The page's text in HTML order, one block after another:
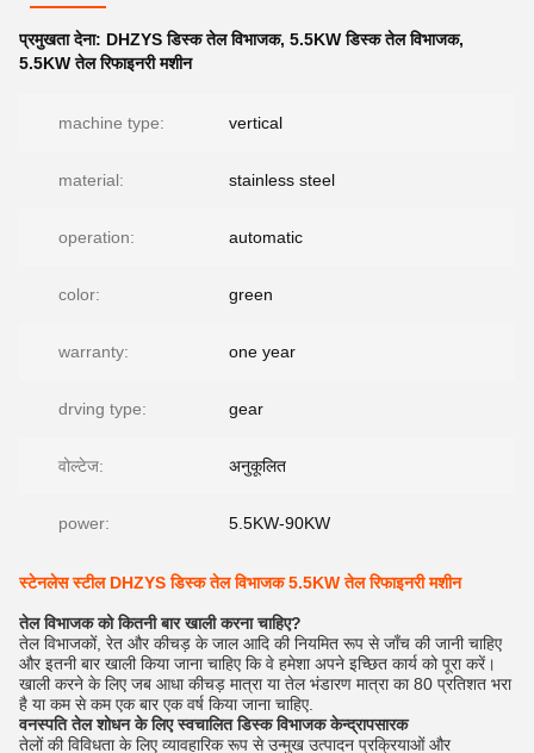
प्रमुखता देना: DHZYS डिस्क तेल विभाजक, 5.5KW डिस्क तेल विभाजक,
5.5KW तेल रिफाइनरी मशीन
machine type: vertical
material: stainless steel
operation: automatic
color: green
warranty: one year
drving type: gear
वोल्टेज: अनुकूलित
power: 5.5KW-90KW
स्टेनलेस स्टील DHZYS डिस्क तेल विभाजक 5.5KW तेल रिफाइनरी मशीन
तेल विभाजक को कितनी बार खाली करना चाहिए?
तेल विभाजकों, रेत और कीचड़ के जाल आदि की नियमित रूप से जाँच की जानी चाहिए
और इतनी बार खाली किया जाना चाहिए कि वे हमेशा अपने इच्छित कार्य को पूरा करें।
खाली करने के लिए जब आधा कीचड़ मात्रा या तेल भंडारण मात्रा का 80 प्रतिशत भरा
है या कम से कम एक बार एक वर्ष किया जाना चाहिए.
वनस्पति तेल शोधन के लिए स्वचालित डिस्क विभाजक केन्द्रापसारक
तेलों की विविधता के लिए व्यावहारिक रूप से उन्मुख उत्पादन प्रक्रियाओं और